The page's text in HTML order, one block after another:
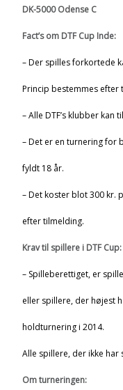
DK-5000 Odense C
Fact’s om DTF Cup Inde:
– Der spilles forkortede
Princip bestemmes efter
– Alle DTF’s klubber
– Det er en turnering for
fyldt 18 år.
– Det koster blot 300 kr.
efter tilmelding.
Krav til spillere i DTF Cup:
– Spilleberettiget, er
eller spillere, der højest
holdturnering i 2014.
Alle spillere, der ikke har
Om turneringen: